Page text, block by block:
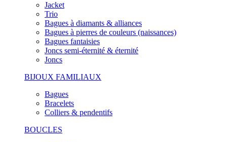
Jacket
Trio
Bagues à diamants & alliances
Bagues à pierres de couleurs (naissances)
Bagues fantaisies
Joncs semi-éternité & éternité
Joncs
BIJOUX FAMILIAUX
Bagues
Bracelets
Colliers & pendentifs
BOUCLES